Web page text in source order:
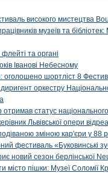
високого мистецтва
музеїв та
та органі
Іванові Небесному
оголошено шортліст 8
оркестру
статус національного
Львівської опери
зміною кар'єри у 88
фестиваль «Буковинські
новий сезон берлінської
місто пішки: Музеї Соломії